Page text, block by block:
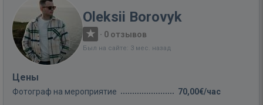
Oleksii Borovyk
· 0 отзывов
Был на сайте: 3 мес. назад
Цены
Фотограф на мероприятие 70,00€/час